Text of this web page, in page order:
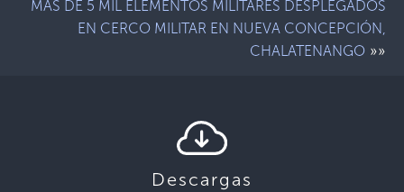
MÁS DE 5 MIL ELEMENTOS MILITARES DESPLEGADOS
EN CERCO MILITAR EN NUEVA CONCEPCIÓN,
CHALATENANGO »»
Descargas